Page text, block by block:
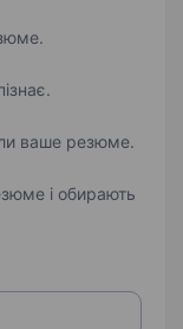
ваше резюме.
і обирають